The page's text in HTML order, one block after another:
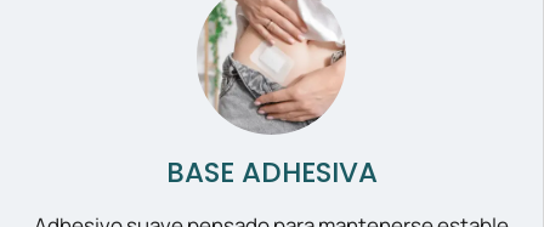
BASE ADHESIVA